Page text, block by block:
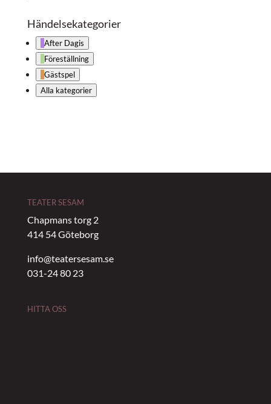
Händelsekategorier
After Dagis
Föreställning
Gästspel
Alla kategorier
TEATER SESAM
Chapmans torg 2
414 54 Göteborg
info@teatersesam.se
031-24 80 23
HITTA OSS